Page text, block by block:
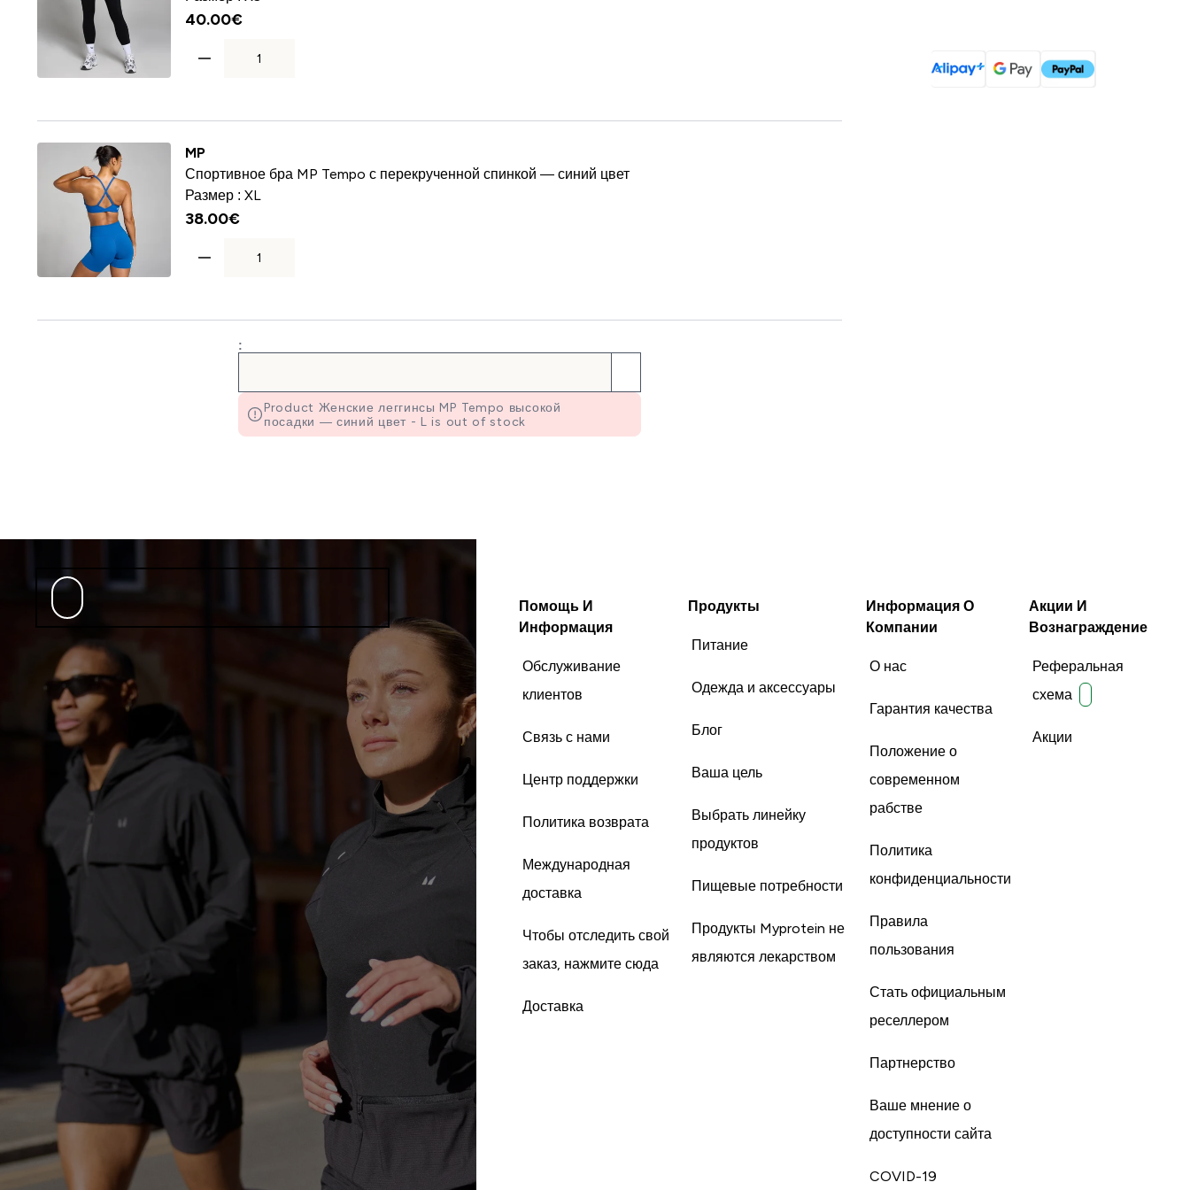
40.00€‎
MP
Спортивное бра MP Tempo с перекрученной спинкой ― синий цвет
Размер : XL
38.00€‎
:
Product Женские леггинсы MP Tempo высокой
посадки ― синий цвет - L is out of stock
Помощь И
Информация
Обслуживание
клиентов
Связь с нами
Центр поддержки
Политика возврата
Международная
доставка
Чтобы отследить свой
заказ, нажмите сюда
Доставка
Продукты
Питание
Одежда и аксессуары
Блог
Ваша цель
Выбрать линейку
продуктов
Пищевые потребности
Продукты Myprotein не
являются лекарством
Информация О
Компании
О нас
Гарантия качества
Положение о
современном
рабстве
Политика
конфиденциальности
Правила
пользования
Стать официальным
реселлером
Партнерство
Ваше мнение о
доступности сайта
COVID-19
Акции И
Вознаграждение
Реферальная
схема
Акции